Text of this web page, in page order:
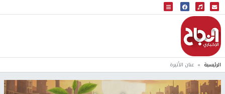
البث المباشر
إذاعة النجاح
الرئيسية عنان الأتيرة